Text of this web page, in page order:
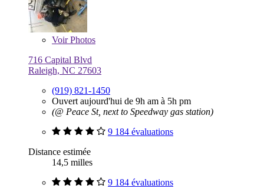
VoirPhotos
716 Capital Blvd
Raleigh, NC 27603
(919) 821-1450
Ouvert aujourd'hui de 9h am à 5h pm
(@ Peace St, next to Speedway gas station)
9 184 évaluations
Distance estimée
14,5 milles
9 184 évaluations